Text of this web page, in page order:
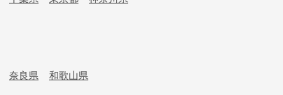
奈良県 和歌山県